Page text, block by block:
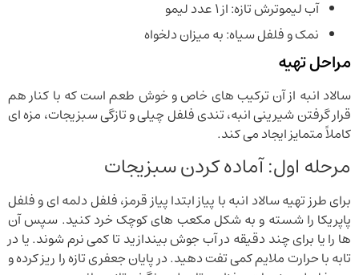
آب لیموترش تازه: از ۱ عدد لیمو
نمک و فلفل سیاه: به میزان دلخواه
مراحل تهیه
سالاد انبه از آن ترکیب های خاص و خوش طعم است که با کنار هم
قرار گرفتن شیرینی انبه، تندی فلفل چیلی و تازگی سبزیجات، مزه ای
کاملاً متمایز ایجاد می کند.
مرحله اول: آماده کردن سبزیجات
برای طرز تهیه سالاد انبه با پیاز ابتدا پیاز قرمز، فلفل دلمه ای و فلفل
پاپریکا را شسته و به شکل مکعب های کوچک خرد کنید. سپس آن
ها را یا برای چند دقیقه در آب جوش بیندازید تا کمی نرم شوند. یا در
تابه با حرارت ملایم کمی تفت دهید. در پایان جعفری تازه را ریز کرده و